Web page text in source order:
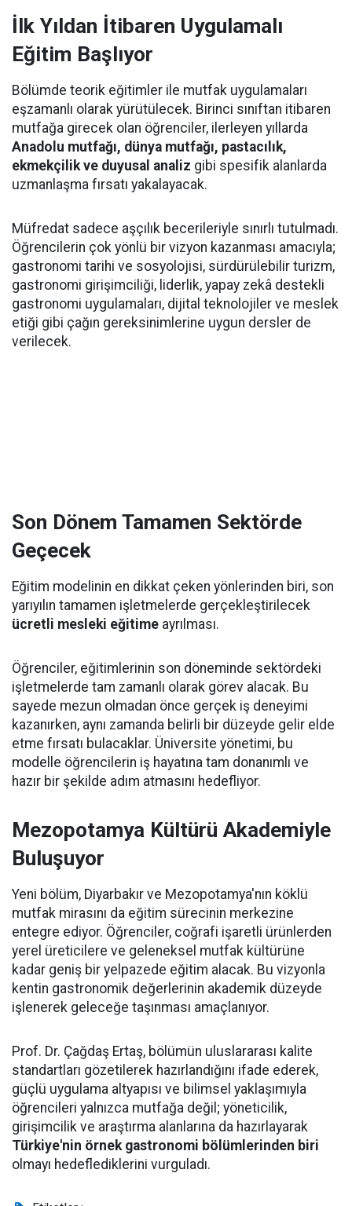
İlk Yıldan İtibaren Uygulamalı
Eğitim Başlıyor
Bölümde teorik eğitimler ile mutfak uygulamaları
eşzamanlı olarak yürütülecek. Birinci sınıftan itibaren
mutfağa girecek olan öğrenciler, ilerleyen yıllarda
Anadolu mutfağı, dünya mutfağı, pastacılık,
ekmekçilik ve duyusal analiz gibi spesifik alanlarda
uzmanlaşma fırsatı yakalayacak.
Müfredat sadece aşçılık becerileriyle sınırlı tutulmadı.
Öğrencilerin çok yönlü bir vizyon kazanması amacıyla;
gastronomi tarihi ve sosyolojisi, sürdürülebilir turizm,
gastronomi girişimciliği, liderlik, yapay zekâ destekli
gastronomi uygulamaları, dijital teknolojiler ve meslek
etiği gibi çağın gereksinimlerine uygun dersler de
verilecek.
Son Dönem Tamamen Sektörde
Geçecek
Eğitim modelinin en dikkat çeken yönlerinden biri, son
yarıyılın tamamen işletmelerde gerçekleştirilecek
ücretli mesleki eğitime ayrılması.
Öğrenciler, eğitimlerinin son döneminde sektördeki
işletmelerde tam zamanlı olarak görev alacak. Bu
sayede mezun olmadan önce gerçek iş deneyimi
kazanırken, aynı zamanda belirli bir düzeyde gelir elde
etme fırsatı bulacaklar. Üniversite yönetimi, bu
modelle öğrencilerin iş hayatına tam donanımlı ve
hazır bir şekilde adım atmasını hedefliyor.
Mezopotamya Kültürü Akademiyle
Buluşuyor
Yeni bölüm, Diyarbakır ve Mezopotamya'nın köklü
mutfak mirasını da eğitim sürecinin merkezine
entegre ediyor. Öğrenciler, coğrafi işaretli ürünlerden
yerel üreticilere ve geleneksel mutfak kültürüne
kadar geniş bir yelpazede eğitim alacak. Bu vizyonla
kentin gastronomik değerlerinin akademik düzeyde
işlenerek geleceğe taşınması amaçlanıyor.
Prof. Dr. Çağdaş Ertaş, bölümün uluslararası kalite
standartları gözetilerek hazırlandığını ifade ederek,
güçlü uygulama altyapısı ve bilimsel yaklaşımıyla
öğrencileri yalnızca mutfağa değil; yöneticilik,
girişimcilik ve araştırma alanlarına da hazırlayarak
Türkiye'nin örnek gastronomi bölümlerinden biri
olmayı hedeflediklerini vurguladı.